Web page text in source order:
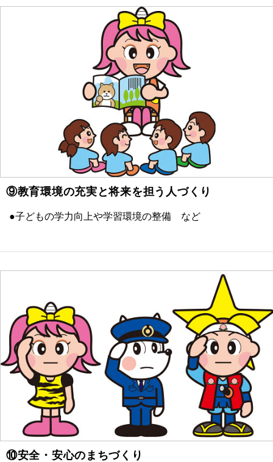
⑨教育環境の充実と将来を担う人づくり
●子どもの学力向上や学習環境の整備 など
⑩安全・安心のまちづくり